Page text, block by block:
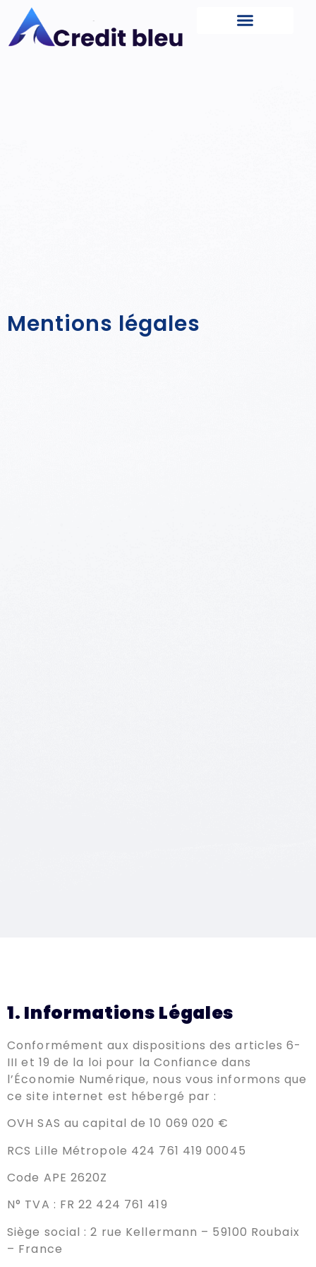
Mentions légales
1. Informations Légales
Conformément aux dispositions des articles 6-
III et 19 de la loi pour la Confiance dans
l’Économie Numérique, nous vous informons que
ce site internet est hébergé par :
OVH SAS au capital de 10 069 020 €
RCS Lille Métropole 424 761 419 00045
Code APE 2620Z
N° TVA : FR 22 424 761 419
Siège social : 2 rue Kellermann – 59100 Roubaix
– France